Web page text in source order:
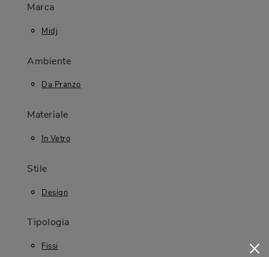
Marca
Midj
Ambiente
Da Pranzo
Materiale
In Vetro
Stile
Design
Tipologia
Fissi